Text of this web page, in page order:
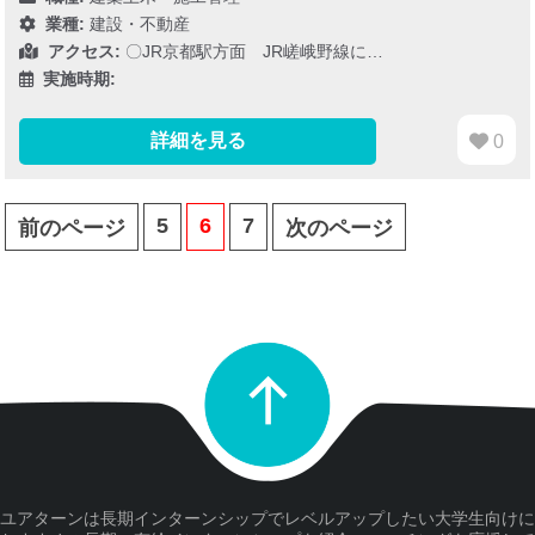
業種: 建設・不動産
アクセス: 〇JR京都駅方面 JR嵯峨野線に…
実施時期:
詳細を見る 0
前のページ 5 6 7 次のページ
ユアターンは長期インターンシップでレベルアップしたい大学生向けに